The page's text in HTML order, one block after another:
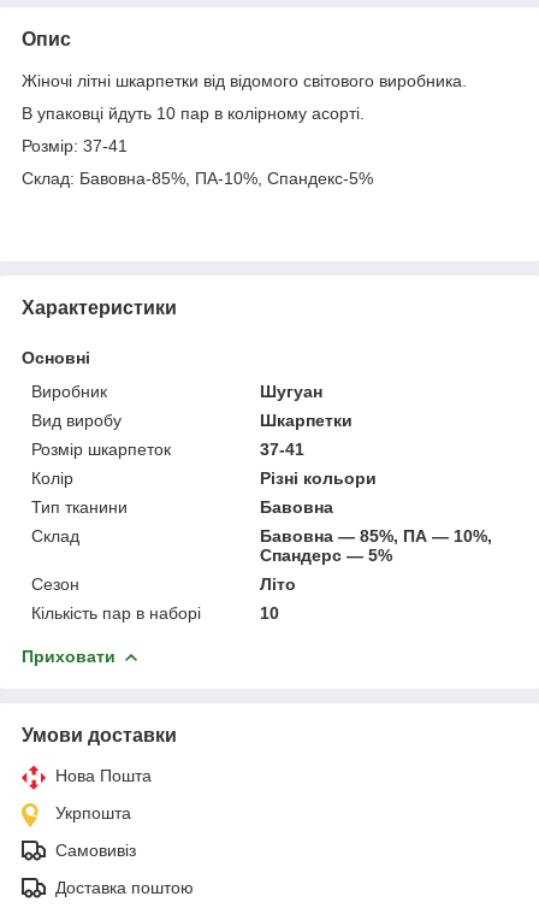
Опис
Жіночі літні шкарпетки від відомого світового виробника.
В упаковці йдуть 10 пар в колірному асорті.
Розмір: 37-41
Склад: Бавовна-85%, ПА-10%, Спандекс-5%
Характеристики
Основні
Виробник
Шугуан
Вид виробу
Шкарпетки
Розмір шкарпеток
37-41
Колір
Різні кольори
Тип тканини
Бавовна
Склад
Бавовна — 85%, ПА — 10%,
Спандерс — 5%
Сезон
Літо
Кількість пар в наборі
10
Приховати
Умови доставки
Нова Пошта
Укрпошта
Самовивіз
Доставка поштою